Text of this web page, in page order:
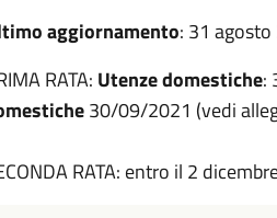
aggiornamento: 31
RATA: Utenze domestiche:
30/09/2021 (vedi
RATA: entro il 2